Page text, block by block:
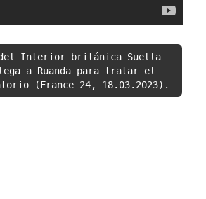
Interior británica Suella
a Ruanda para tratar el
(France 24, 18.03.2023).